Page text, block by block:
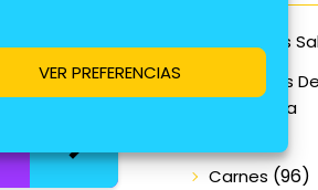
VER PREFERENCIAS
Alimentos
Beneficios
Equilibrada
Carnes (96)